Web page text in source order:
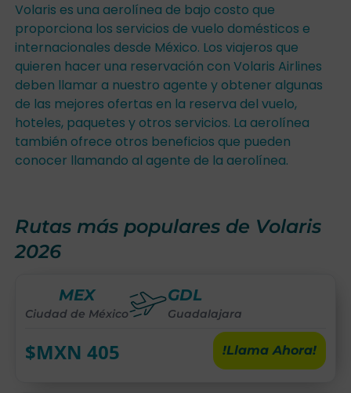
Volaris es una aerolínea de bajo costo que
proporciona los servicios de vuelo domésticos e
internacionales desde México. Los viajeros que
quieren hacer una reservación con Volaris Airlines
deben llamar a nuestro agente y obtener algunas
de las mejores ofertas en la reserva del vuelo,
hoteles, paquetes y otros servicios. La aerolínea
también ofrece otros beneficios que pueden
conocer llamando al agente de la aerolínea.
Rutas más populares de Volaris
2026
MEX
Ciudad de México
GDL
Guadalajara
$MXN 405 !Llama Ahora!